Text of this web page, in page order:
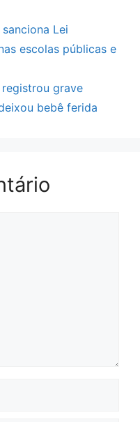
Lei
escolas públicas e
registrou grave
bebê ferida